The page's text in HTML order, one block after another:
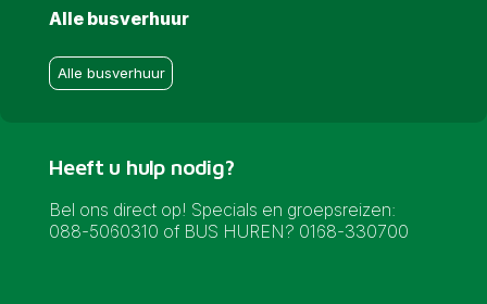
Alle busverhuur
Alle busverhuur
Heeft u hulp nodig?
Bel ons direct op! Specials en groepsreizen:
088-5060310 of BUS HUREN? 0168-330700